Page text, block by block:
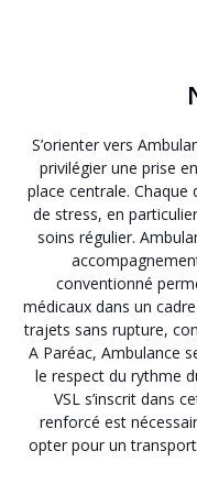
S’orienter vers
privilégier une prise
place centrale.
de stress, en
soins régulier.
conventionné
médicaux dans un
trajets sans rupture,
A Paréac, Ambulance
le respect du rythme
VSL s’inscrit dans
renforcé est
opter pour un